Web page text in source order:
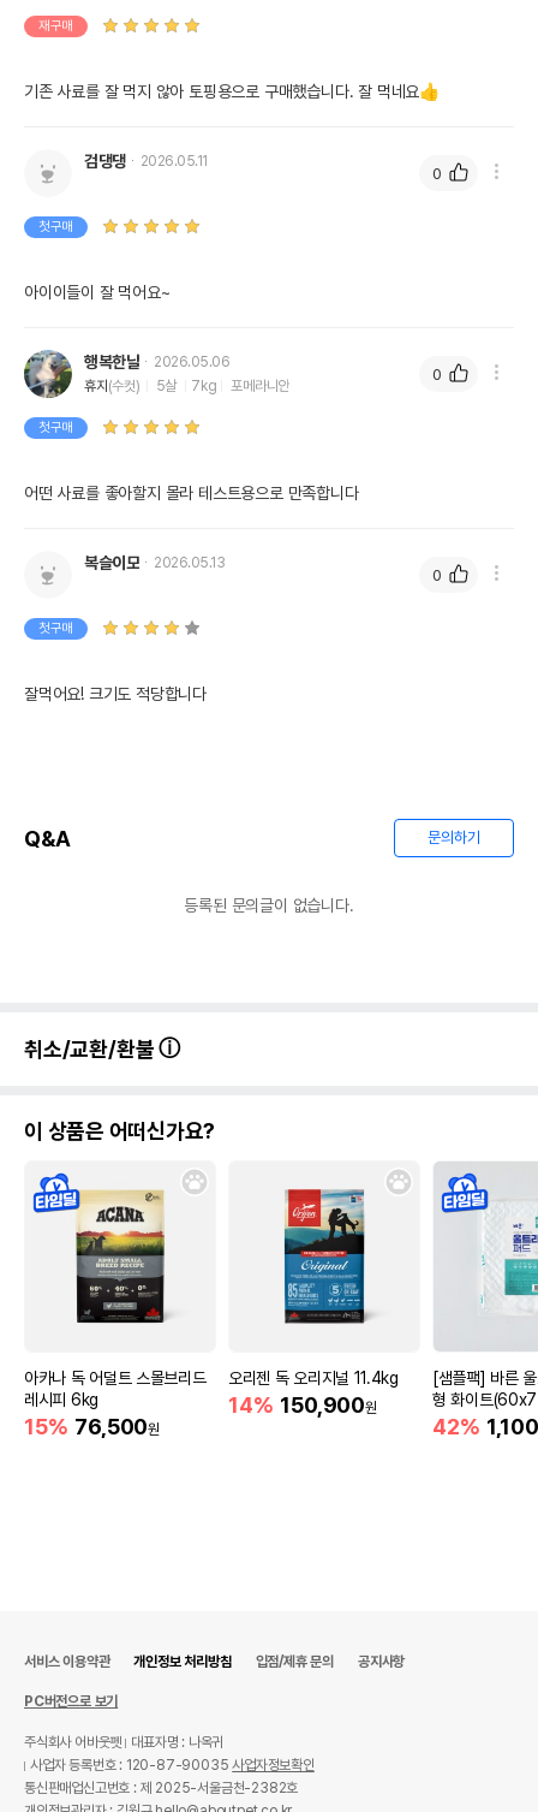
재구매
기존 사료를 잘 먹지 않아 토핑용으로 구매했습니다. 잘 먹네요👍
검댕댕 2026.05.11
첫구매
아이이들이 잘 먹어요~
0
행복한날
2026.05.06
휴지 (수컷) 5살 7kg 포메라니안
첫구매
어떤 사료를 좋아할지 몰라 테스트용으로 만족합니다
0
복슬이모 2026.05.13
첫구매
잘먹어요! 크기도 적당합니다
0
Q&A 문의하기
등록된 문의글이 없습니다.
취소/교환/환불
이 상품은 어떠신가요?
아카나 독 어덜트 스몰브리드
레시피 6kg
15% 76,500원
오리젠 독 오리지널 11.4kg
14% 150,900원
[샘플팩] 바른
형 화이트
42% 1,100
서비스 이용약관 개인정보 처리방침 입점/제휴 문의 공지사항
PC버전으로 보기
주식회사 어바웃펫
대표자명 : 나옥귀
사업자 등록번호 : 120-87-90035사업자정보확인
통신판매업신고번호 : 제 2025-서울금천-2382호